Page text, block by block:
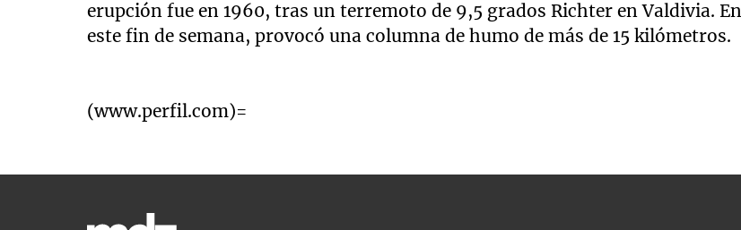
erupción fue en 1960, tras un terremoto de 9,5 grados Richter en Valdivia. En
este fin de semana, provocó una columna de humo de más de 15 kilómetros.
(www.perfil.com)=